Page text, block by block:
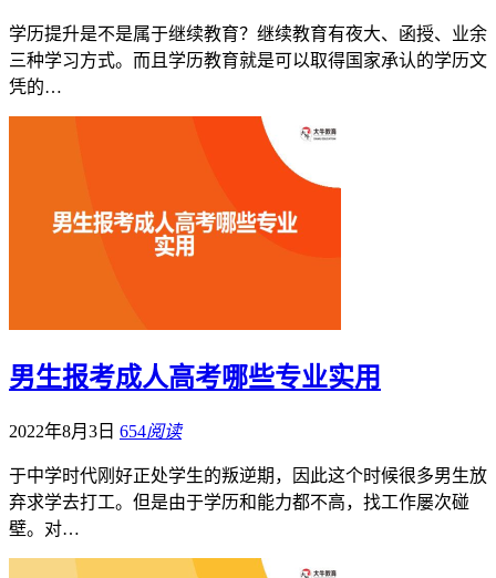
学历提升是不是属于继续教育？继续教育有夜大、函授、业余
三种学习方式。而且学历教育就是可以取得国家承认的学历文
凭的…
男生报考成人高考哪些专业实用
2022年8月3日 654阅读
于中学时代刚好正处学生的叛逆期，因此这个时候很多男生放
弃求学去打工。但是由于学历和能力都不高，找工作屡次碰
壁。对…